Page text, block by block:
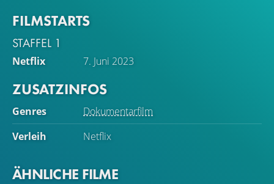
FILMSTARTS
STAFFEL 1
Netflix 7. Juni 2023
ZUSATZINFOS
Genres
Dokumentarfilm
Verleih
Netflix
ÄHNLICHE FILME